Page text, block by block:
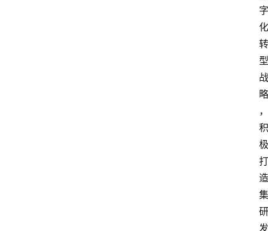
字
化
转
型
战
略
，
积
极
打
造
集
研
发